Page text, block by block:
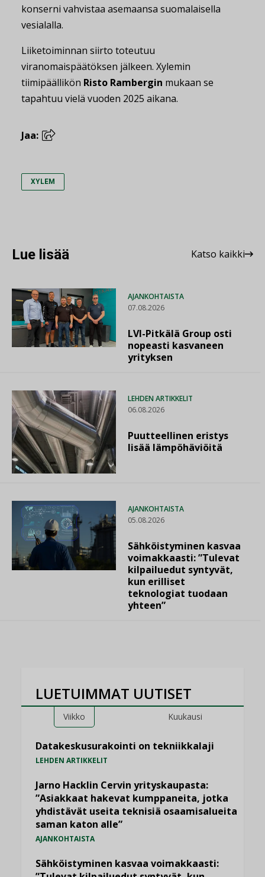
konserni vahvistaa asemaansa suomalaisella
vesialalla.
Liiketoiminnan siirto toteutuu
viranomaispäätöksen jälkeen. Xylemin
tiimipäällikön Risto Rambergin mukaan se
tapahtuu vielä vuoden 2025 aikana.
Jaa:
XYLEM
Lue lisää Katso kaikki
AJANKOHTAISTA
07.08.2026
LVI-Pitkälä Group osti
nopeasti kasvaneen
yrityksen
LEHDEN ARTIKKELIT
06.08.2026
Puutteellinen eristys
lisää lämpöhäviöitä
AJANKOHTAISTA
05.08.2026
Sähköistyminen kasvaa
voimakkaasti: ”Tulevat
kilpailuedut syntyvät,
kun erilliset
teknologiat tuodaan
yhteen”
LUETUIMMAT UUTISET
Viikko Kuukausi
Datakeskusurakointi on tekniikkalaji
LEHDEN ARTIKKELIT
Jarno Hacklin Cervin yrityskaupasta:
”Asiakkaat hakevat kumppaneita, jotka
yhdistävät useita teknisiä osaamisalueita
saman katon alle”
AJANKOHTAISTA
Sähköistyminen kasvaa voimakkaasti: